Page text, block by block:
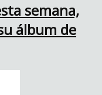
semana,
álbum de